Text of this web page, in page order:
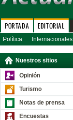
PORTADA EDITORIAL
Política Internacionales
Nuestros sitios
Opinión
Turismo
Notas de prensa
Encuestas